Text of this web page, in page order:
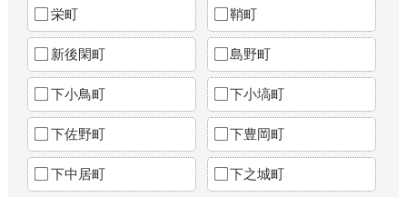
栄町 鞘町
新後閑町 島野町
下小鳥町 下小塙町
下佐野町 下豊岡町
下中居町 下之城町